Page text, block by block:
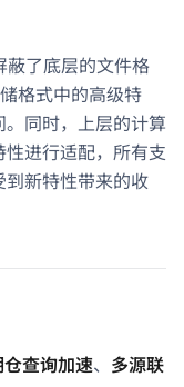
蔽了底层的文件格
格式中的高级特
同时，上层的计算
进行适配，所有支
新特性带来的收
查询加速、 多源联